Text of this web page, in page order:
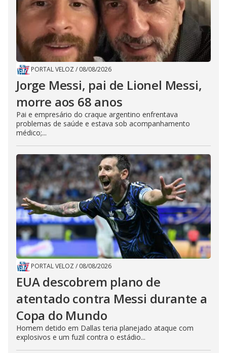
PORTAL VELOZ / 08/08/2026
Jorge Messi, pai de Lionel Messi,
morre aos 68 anos
Pai e empresário do craque argentino enfrentava
problemas de saúde e estava sob acompanhamento
médico;...
PORTAL VELOZ / 08/08/2026
EUA descobrem plano de
atentado contra Messi durante a
Copa do Mundo
Homem detido em Dallas teria planejado ataque com
explosivos e um fuzil contra o estádio...